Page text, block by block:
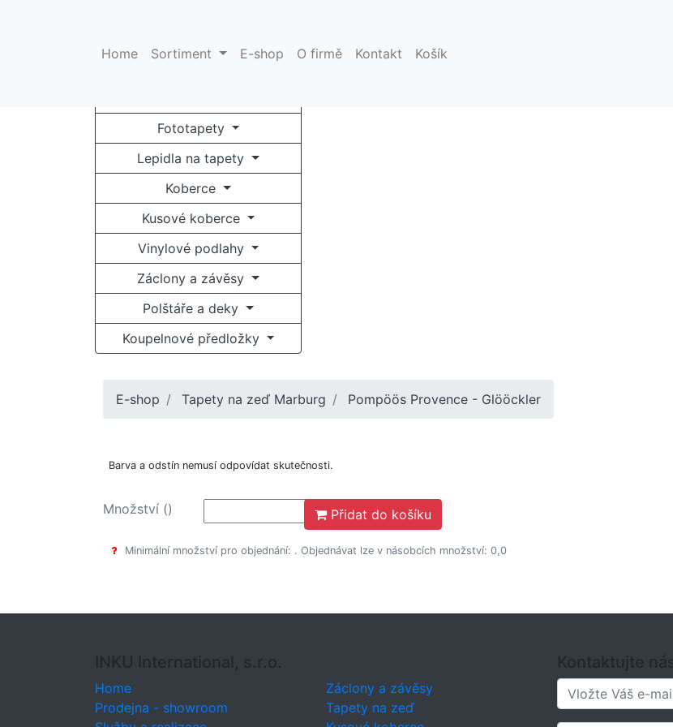
Home Sortiment E-shop O firmě Kontakt Košík
Fototapety
Lepidla na tapety
Koberce
Kusové koberce
Vinylové podlahy
Záclony a závěsy
Polštáře a deky
Koupelnové předložky
E-shop Tapety na zeď Marburg Pompöös Provence - Glööckler
Barva a odstín nemusí odpovídat skutečnosti.
Množství () Přidat do košíku
Minimální množství pro objednání: . Objednávat lze v násobcích množství: 0,0
INKU International, s.r.o.
Home
Prodejna - showroom
Záclony a závěsy
Tapety na zeď
Kontaktujte nás